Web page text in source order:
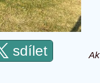
sdílet